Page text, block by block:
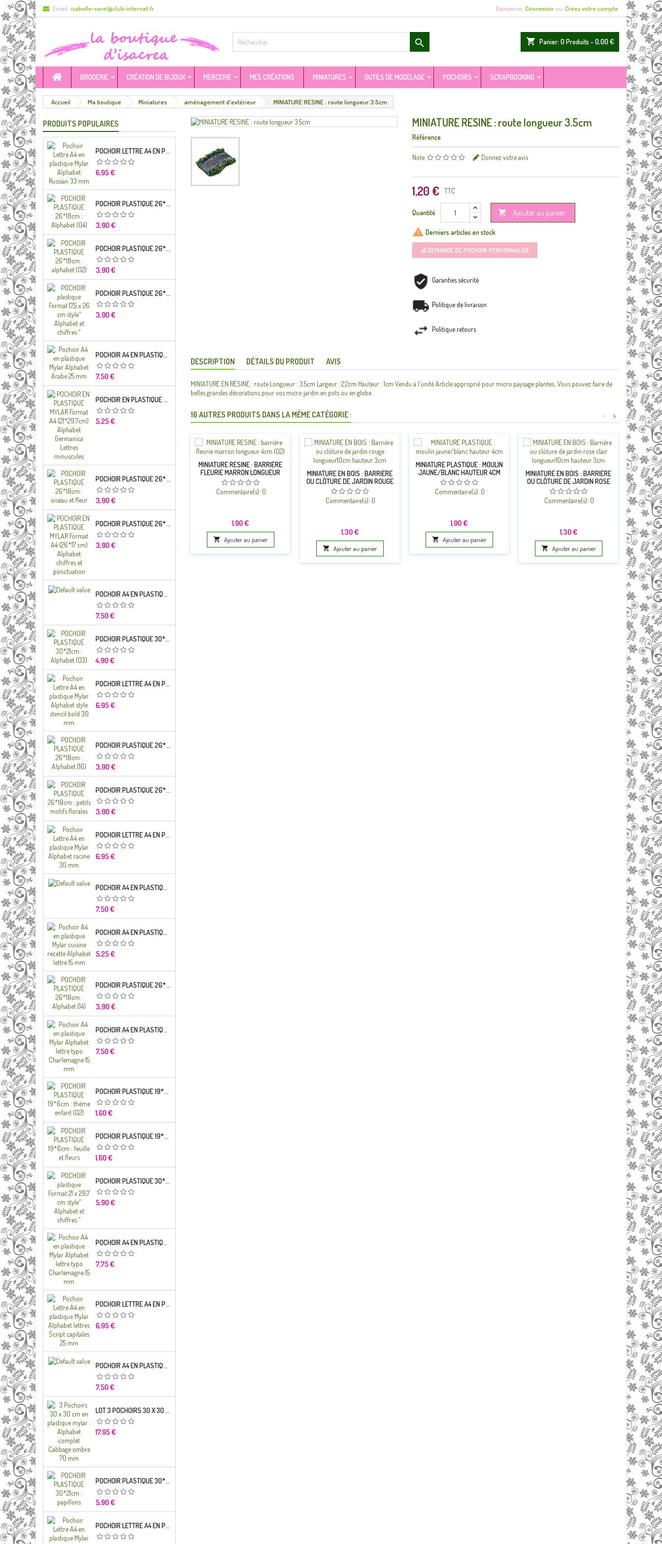
Email: isabelle-sorel@club-internet.fr Bienvenue, Connexion ou Créez votre compte
shopping_cart Panier: 0Produits - 0,00 €

BRODERIE CRÉATION DE BIJOUX MERCERIE MES CRÉATIONS MINIATURES OUTILS DE MODELAGE POCHOIRS SCRAPBOOKING
Accueil Ma boutique Miniatures aménagement d'extérieur MINIATURE RESINE : route longueur 3.5cm
PRODUITS POPULAIRES
POCHOIR LETTRE A4 EN PLASTIQUE MYLAR ALPHABET RUSSIAN 33 MM
Prix
6,95 €
POCHOIR PLASTIQUE 26*18CM : ALPHABET (04)
Prix
3,90 €
POCHOIR PLASTIQUE 26*18CM : ALPHABET (02)
Prix
3,90 €
POCHOIR PLASTIQUE 26*18CM : ALPHABET (01)
Prix
3,90 €
POCHOIR A4 EN PLASTIQUE MYLAR ALPHABET ARABE 25 MM
Prix
7,50 €
POCHOIR EN PLASTIQUE MYLAR FORMAT A4 (21*29.7CM) ALPHABET GERMANICA LETTRES MINUSCULES
Prix
5,25 €
POCHOIR PLASTIQUE 26*18CM : OISEAU ET FLEUR
Prix
3,90 €
POCHOIR PLASTIQUE 26*18CM : ALPHABET (03)
Prix
3,90 €
POCHOIR A4 EN PLASTIQUE MYLAR ALPHABET LETTRE TYPO CHARLEMAGNE 28 MM
Prix
7,50 €
POCHOIR PLASTIQUE 30*21CM : ALPHABET (03)
Prix
4,90 €
POCHOIR LETTRE A4 EN PLASTIQUE MYLAR ALPHABET STYLE STENCIL BOLD 30 MM
Prix
6,95 €
POCHOIR PLASTIQUE 26*18CM : ALPHABET (16)
Prix
3,90 €
POCHOIR PLASTIQUE 26*18CM : PETITS MOTIFS FLORALES
Prix
3,90 €
POCHOIR LETTRE A4 EN PLASTIQUE MYLAR ALPHABET RACINE 30 MM
Prix
6,95 €
POCHOIR A4 EN PLASTIQUE MYLAR ALPHABET LETTRE TYPO SEGOE 25 MM
Prix
7,50 €
POCHOIR A4 EN PLASTIQUE MYLAR CUISINE RECETTE ALPHABET LETTRE 15 MM
Prix
5,25 €
POCHOIR PLASTIQUE 26*18CM : ALPHABET (14)
Prix
3,90 €
POCHOIR A4 EN PLASTIQUE MYLAR ALPHABET LETTRE TYPO CHARLEMAGNE
Prix
7,50 €
POCHOIR PLASTIQUE 19*6CM : THÈME ENFANT (02)
Prix
1,60 €
POCHOIR PLASTIQUE 19*6CM : FEUILLE ET FLEURS
Prix
1,60 €
POCHOIR PLASTIQUE 30*21CM : ALPHABET (02)
Prix
5,90 €
POCHOIR A4 EN PLASTIQUE MYLAR ALPHABET LETTRE TYPO RAVIE 30 MM
Prix
7,75 €
POCHOIR LETTRE A4 EN PLASTIQUE MYLAR ALPHABET LETTRES SCRIPT CAPITALES 25 MM
Prix
6,95 €
POCHOIR A4 EN PLASTIQUE MYLAR ALPHABET LETTRE TYPO SCIENCE 35 MM
Prix
7,50 €
LOT 3 POCHOIRS 30 X 30 CM EN PLASTIQUE MYLAR : ALPHABET COMPLET CABBAGE OMBRE 70 MM
Prix
17,95 €
POCHOIR PLASTIQUE 30*21CM : PAPILLONS
Prix
5,90 €
POCHOIR LETTRE A4 EN PLASTIQUE MYLAR ALPHABET LETTRES BRODWAY CAPITALES 20 MM
MINIATURE RESINE : route longueur 3.5cm
Référence
Note Donnez votre avis
1,20 € TTC
Quantité  Ajouter au panier
 Derniers articles en stock
📐 DEMANDE DE POCHOIR PERSONNALISÉ
Garanties sécurité
Politique de livraison
Politique retours
DESCRIPTION DÉTAILS DU PRODUIT AVIS
MINIATURE EN RESINE : route Longueur : 3.5cm Largeur : 2.2cm Hauteur : 1cm Vendu à l'unité Article approprié pour micro paysage plantes.. Vous pouvez faire de
belles grandes décorations pour vos micro jardin en pots ou en globe .
16 AUTRES PRODUITS DANS LA MÊME CATÉGORIE : >
<
MINIATURE RESINE : BARRIÈRE
FLEURIE MARRON LONGUEUR
4CM (02)
Commentaire(s): 0
Prix
1,90 €
 Ajouter au panier
MINIATURE EN BOIS : BARRIÈRE
OU CLÔTURE DE JARDIN ROUGE
LONGUEUR10CM HAUTEUR 3CM
Commentaire(s): 0
Prix
1,30 €
 Ajouter au panier
MINIATURE PLASTIQUE : MOULIN
JAUNE/BLANC HAUTEUR 4CM
Commentaire(s): 0
Prix
1,90 €
 Ajouter au panier
MINIATURE EN BOIS : BARRIÈRE
OU CLÔTURE DE JARDIN ROSE
CLAIR LONGUEUR10CM HAUTEUR
3CM
Commentaire(s): 0
Prix
1,30 €
 Ajouter au panier
OU
